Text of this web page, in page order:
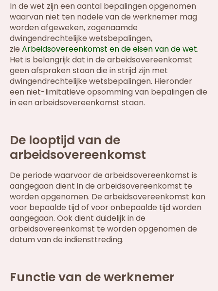
In de wet zijn een aantal bepalingen opgenomen
waarvan niet ten nadele van de werknemer mag
worden afgeweken, zogenaamde
dwingendrechtelijke wetsbepalingen,
zie Arbeidsovereenkomst en de eisen van de wet.
Het is belangrijk dat in de arbeidsovereenkomst
geen afspraken staan die in strijd zijn met
dwingendrechtelijke wetsbepalingen. Hieronder
een niet-limitatieve opsomming van bepalingen die
in een arbeidsovereenkomst staan.
De looptijd van de
arbeidsovereenkomst
De periode waarvoor de arbeidsovereenkomst is
aangegaan dient in de arbeidsovereenkomst te
worden opgenomen. De arbeidsovereenkomst kan
voor bepaalde tijd of voor onbepaalde tijd worden
aangegaan. Ook dient duidelijk in de
arbeidsovereenkomst te worden opgenomen de
datum van de indiensttreding.
Functie van de werknemer